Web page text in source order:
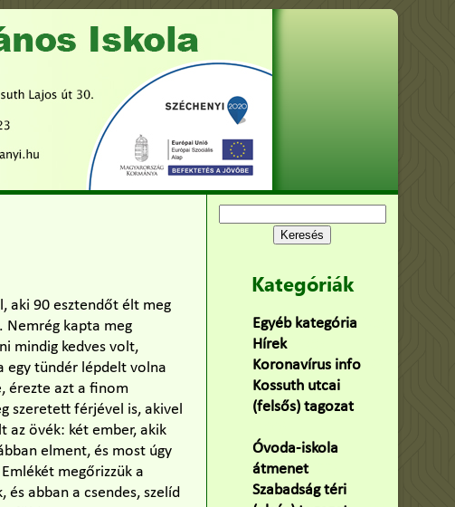
aki 90 esztendőt élt meg
Nemrég kapta meg
mindig kedves volt,
egy tündér lépdelt volna
érezte azt a finom
szeretett férjével is, akivel
az övék: két ember, akik
elment, és most úgy
megőrizzük a
abban a csendes, szelíd
Kategóriák
Egyéb kategória
Hírek(478)
Koronavírus info(2)
Kossuth utcai
(felsős) tagozat
Óvoda-iskola
átmenet(22)
Szabadság téri